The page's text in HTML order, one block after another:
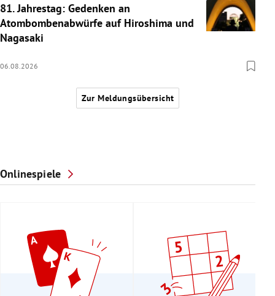
81. Jahrestag: Gedenken an
Atombombenabwürfe auf Hiroshima und
Nagasaki
06.08.2026
Zur Meldungsübersicht
Onlinespiele